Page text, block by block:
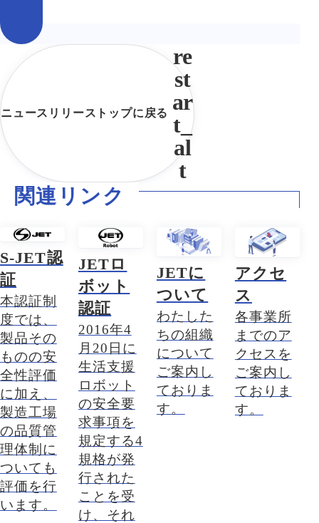
ニュースリリーストップに戻る
関連リンク
S-JET認
証
本認証制
度では、
製品その
ものの安
全性評価
に加え、
製造工場
の品質管
理体制に
ついても
評価を行
います。
JETロ
ボット
認証
2016年4
月20日に
生活支援
ロボット
の安全要
求事項を
規定する4
規格が発
行された
ことを受
け、それ
JETに
ついて
わたした
ちの組織
について
ご案内し
ておりま
す。
アクセ
ス
各事業所
までのア
クセスを
ご案内し
ておりま
す。